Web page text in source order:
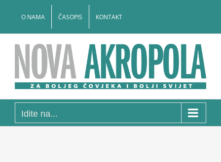
O NAMA ČASOPIS KONTAKT
Idite na...